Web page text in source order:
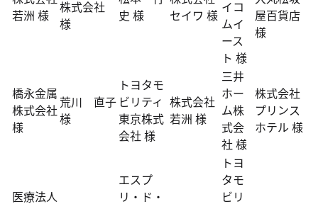
若洲 様
株式会社
様
史 様
セイワ 様 イコ
ムイ
ース
ト 様
屋百貨店
様
橋永金属
株式会社
様
荒川 直子
様
トヨタモ
ビリティ
東京株式
会社 様
株式会社
若洲 様
三井
ホー
ム株
式会
社 様
株式会社
プリンス
ホテル 様
医療法人
エスプ
リ・ド・
トヨ
タモ
ビリ